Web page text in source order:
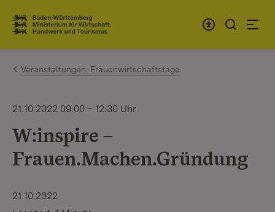
Zum Inhalt springen
Link zur Startseite
Veranstaltungen: Frauenwirtschaftstage
21.10.2022 09:00 – 12:30 Uhr
W:inspire –
Frauen.Machen.Gründung
21.10.2022